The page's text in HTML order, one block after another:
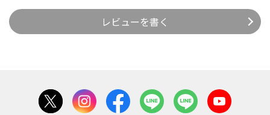
レビューを書く